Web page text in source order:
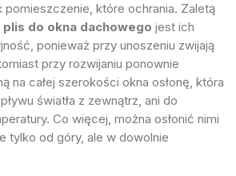
pomieszczenie, które ochrania. Zaletą
do okna dachowego jest ich
ponieważ przy unoszeniu zwijają
przy rozwijaniu ponownie
na całej szerokości okna osłonę, która
światła z zewnątrz, ani do
Co więcej, można osłonić nimi
tylko od góry, ale w dowolnie